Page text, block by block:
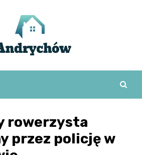
rowerzysta
przez policję w